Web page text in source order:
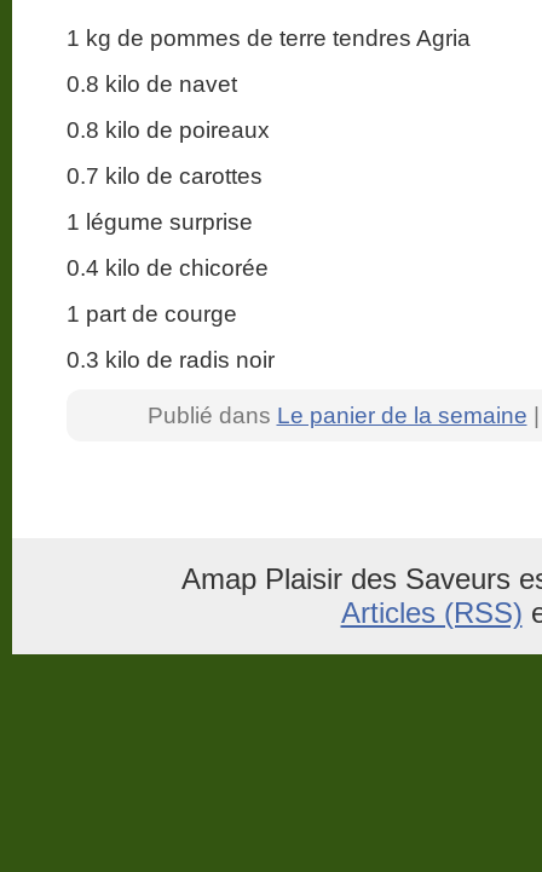
1 kg de pommes de terre tendres Agria
0.8 kilo de navet
0.8 kilo de poireaux
0.7 kilo de carottes
1 légume surprise
0.4 kilo de chicorée
1 part de courge
0.3 kilo de radis noir
Publié dans Le panier de la semaine
Amap Plaisir des Saveurs
Articles (RSS)